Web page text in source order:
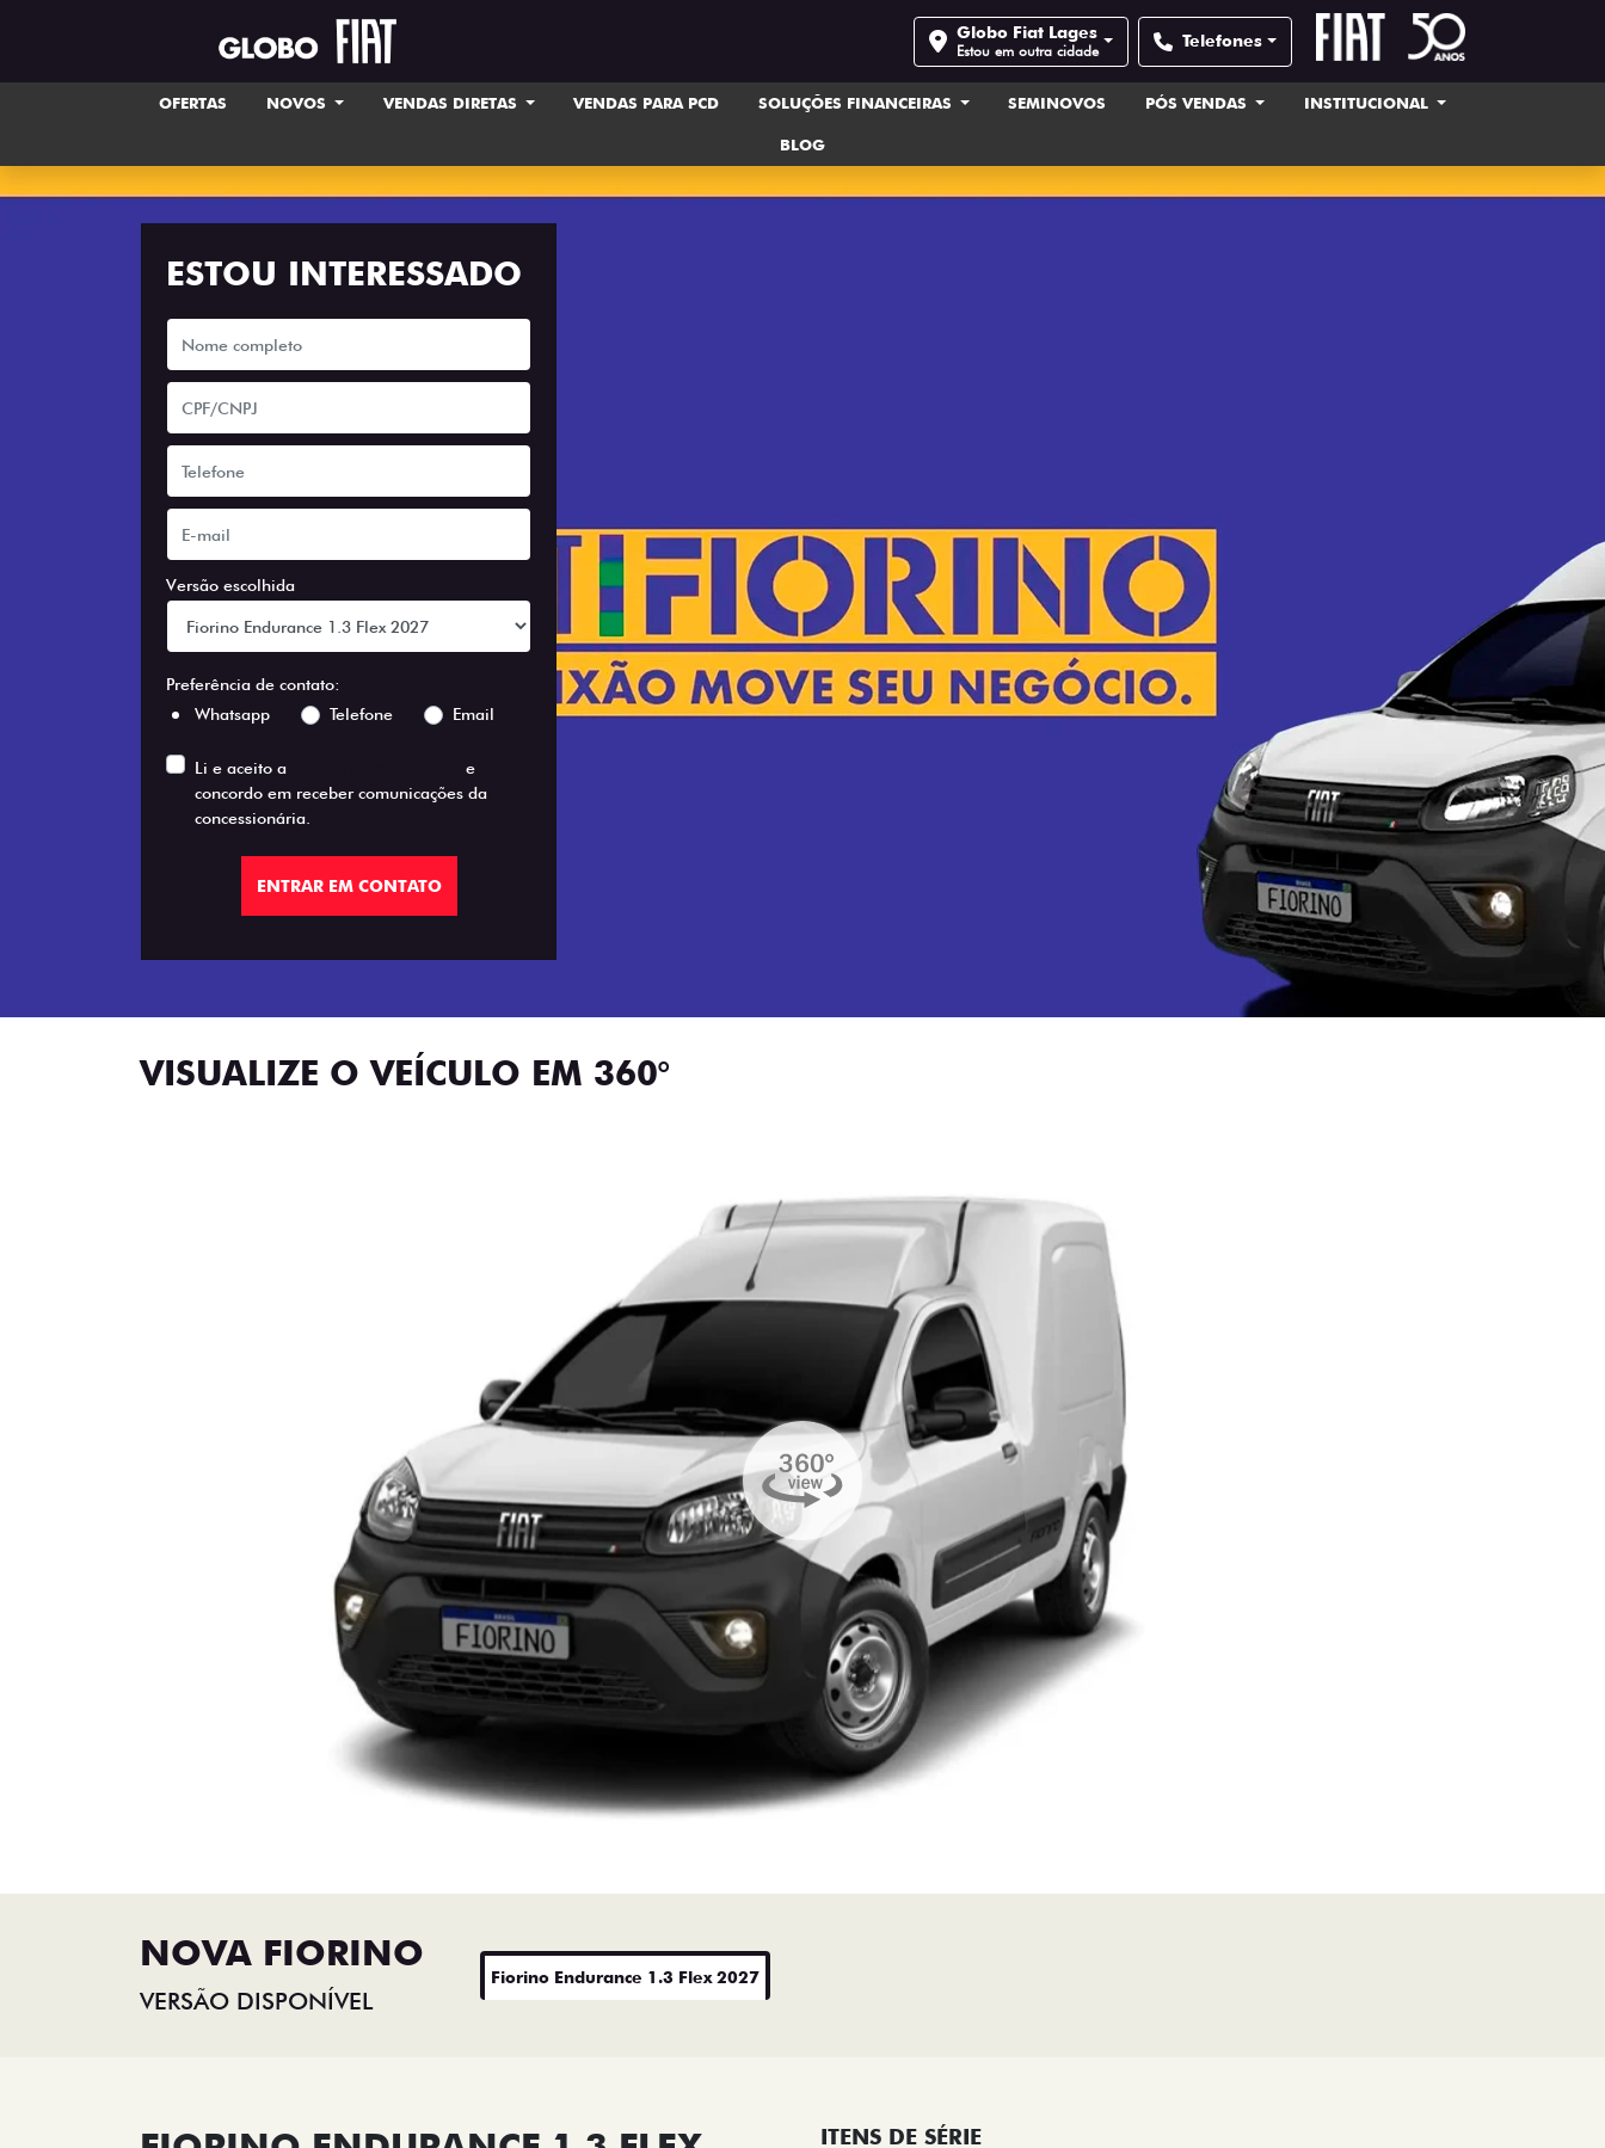
Globo Fiat Lages
Estou em outra cidade Telefones
OFERTAS NOVOS VENDAS DIRETAS VENDAS PARA PCD SOLUÇÕES FINANCEIRAS SEMINOVOS PÓS VENDAS INSTITUCIONAL
BLOG
ESTOU INTERESSADO
Versão escolhida
Preferência de contato:
Whatsapp
Telefone Email
Li e aceito a
e
concordo em receber comunicações da
concessionária.
ENTRAR EM CONTATO
VISUALIZE O VEÍCULO EM 360°
NOVA FIORINO
VERSÃO DISPONÍVEL
Fiorino Endurance 1.3 Flex 2027
ITENS DE SÉRIE